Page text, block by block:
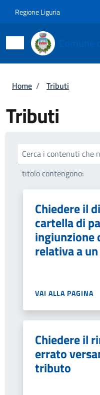
Regione Liguria
Briciole di
Home / Tributi
Tributi
Cerca i contenuti che
titolo contengono:
Chiedere il
cartella di
ingiunzione
relativa a
VAI ALLA PAGINA
Chiedere il
errato
tributo